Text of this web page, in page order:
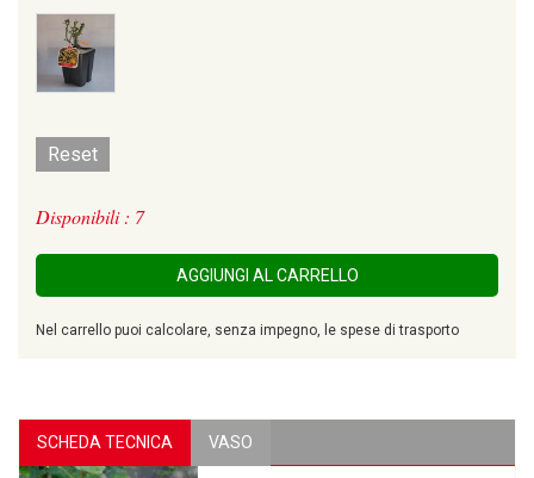
Reset
Disponibili : 7
AGGIUNGI AL CARRELLO
Nel carrello puoi calcolare, senza impegno, le spese di trasporto
SCHEDA TECNICA VASO